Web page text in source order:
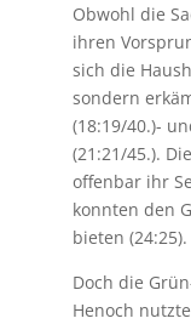
Obwohl die
ihren
sich die
sondern
(18:19/40.)-
(21:21/45.).
offenbar ihr
konnten den
bieten (24:25).
Doch die
Henoch